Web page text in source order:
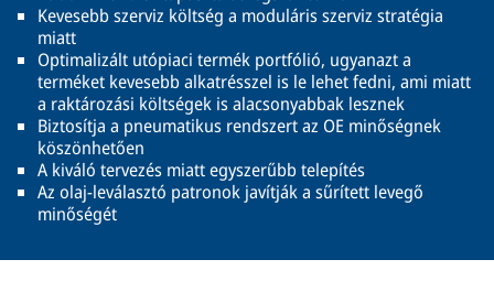
Kevesebb szerviz költség a moduláris szerviz stratégia
miatt
Optimalizált utópiaci termék portfólió, ugyanazt a
terméket kevesebb alkatrésszel is le lehet fedni, ami miatt
a raktározási költségek is alacsonyabbak lesznek
Biztosítja a pneumatikus rendszert az OE minőségnek
köszönhetően
A kiváló tervezés miatt egyszerűbb telepítés
Az olaj-leválasztó patronok javítják a sűrített levegő
minőségét